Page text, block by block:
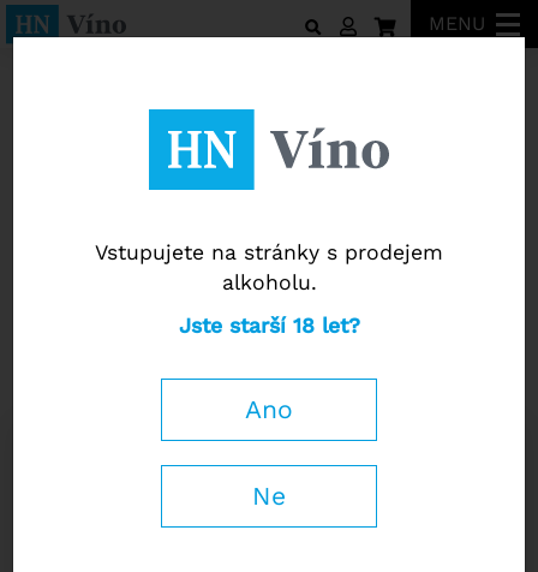
MENU
Passito "Diamante d'Almerita"
Terre Siciliane IGT 2024
− +
Vstupujete na stránky s prodejem
alkoholu.
Jste starší 18 let?
Ano
Ne